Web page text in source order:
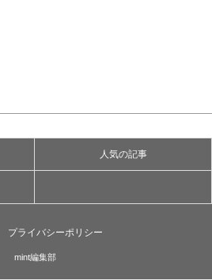
人気の記事
プライバシーポリシー
mint編集部